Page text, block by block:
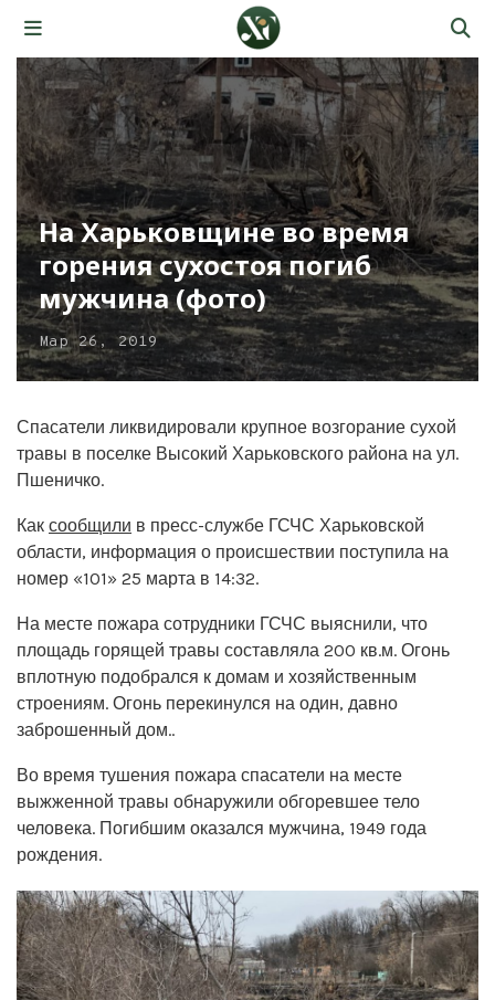
На Харьковщине во время
горения сухостоя погиб
мужчина (фото)
Мар 26, 2019
Спасатели ликвидировали крупное возгорание сухой
травы в поселке Высокий Харьковского района на ул.
Пшеничко.
Как сообщили в пресс-службе ГСЧС Харьковской
области, информация о происшествии поступила на
номер «101» 25 марта в 14:32.
На месте пожара сотрудники ГСЧС выяснили, что
площадь горящей травы составляла 200 кв.м. Огонь
вплотную подобрался к домам и хозяйственным
строениям. Огонь перекинулся на один, давно
заброшенный дом..
Во время тушения пожара спасатели на месте
выжженной травы обнаружили обгоревшее тело
человека. Погибшим оказался мужчина, 1949 года
рождения.